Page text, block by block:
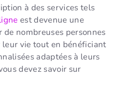
à des services tels
est devenue une
nombreuses personnes
vie tout en bénéficiant
adaptées à leurs
devez savoir sur